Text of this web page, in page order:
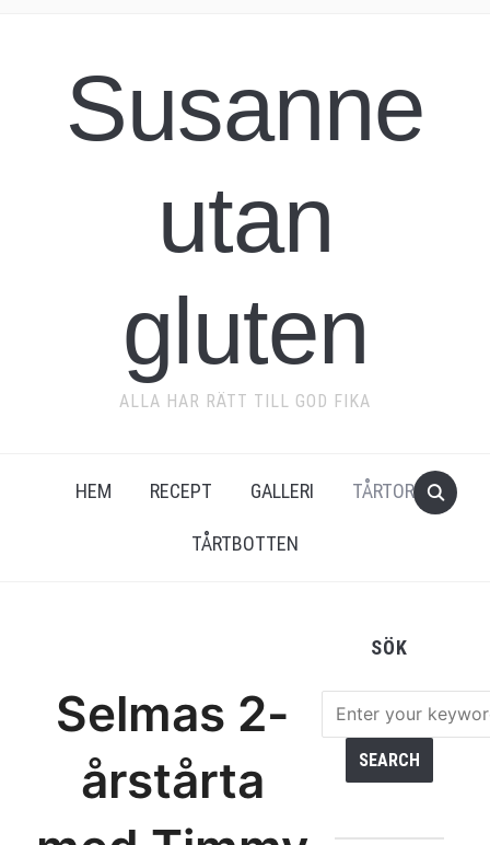
Susanne
utan
gluten
ALLA HAR RÄTT TILL GOD FIKA
HEM RECEPT GALLERI TÅRTOR
TÅRTBOTTEN
Selmas 2-
årstårta
SÖK